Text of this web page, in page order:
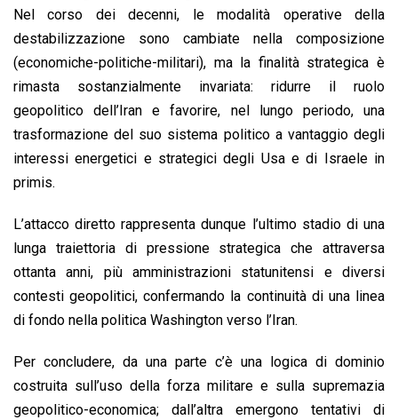
Nel corso dei decenni, le modalità operative della
destabilizzazione sono cambiate nella composizione
(economiche-politiche-militari), ma la finalità strategica è
rimasta sostanzialmente invariata: ridurre il ruolo
geopolitico dell’Iran e favorire, nel lungo periodo, una
trasformazione del suo sistema politico a vantaggio degli
interessi energetici e strategici degli Usa e di Israele in
primis.
L’attacco diretto rappresenta dunque l’ultimo stadio di una
lunga traiettoria di pressione strategica che attraversa
ottanta anni, più amministrazioni statunitensi e diversi
contesti geopolitici, confermando la continuità di una linea
di fondo nella politica Washington verso l’Iran.
Per concludere, da una parte c’è una logica di dominio
costruita sull’uso della forza militare e sulla supremazia
geopolitico-economica; dall’altra emergono tentativi di